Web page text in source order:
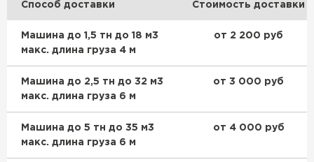
Способ доставки Стоимость доставки
Машина до 1,5 тн до 18 м3
макс. длина груза 4 м
от 2 200 руб
Машина до 2,5 тн до 32 м3
макс. длина груза 6 м
от 3 000 руб
Машина до 5 тн до 35 м3
макс. длина груза 6 м
от 4 000 руб